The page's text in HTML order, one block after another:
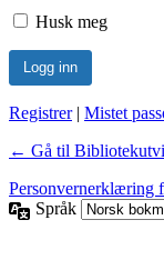
Husk meg
Registrer| Mistet
← Gå til
Personvernerklæring
Språk